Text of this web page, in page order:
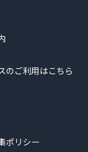
のご利用はこちら
ポリシー